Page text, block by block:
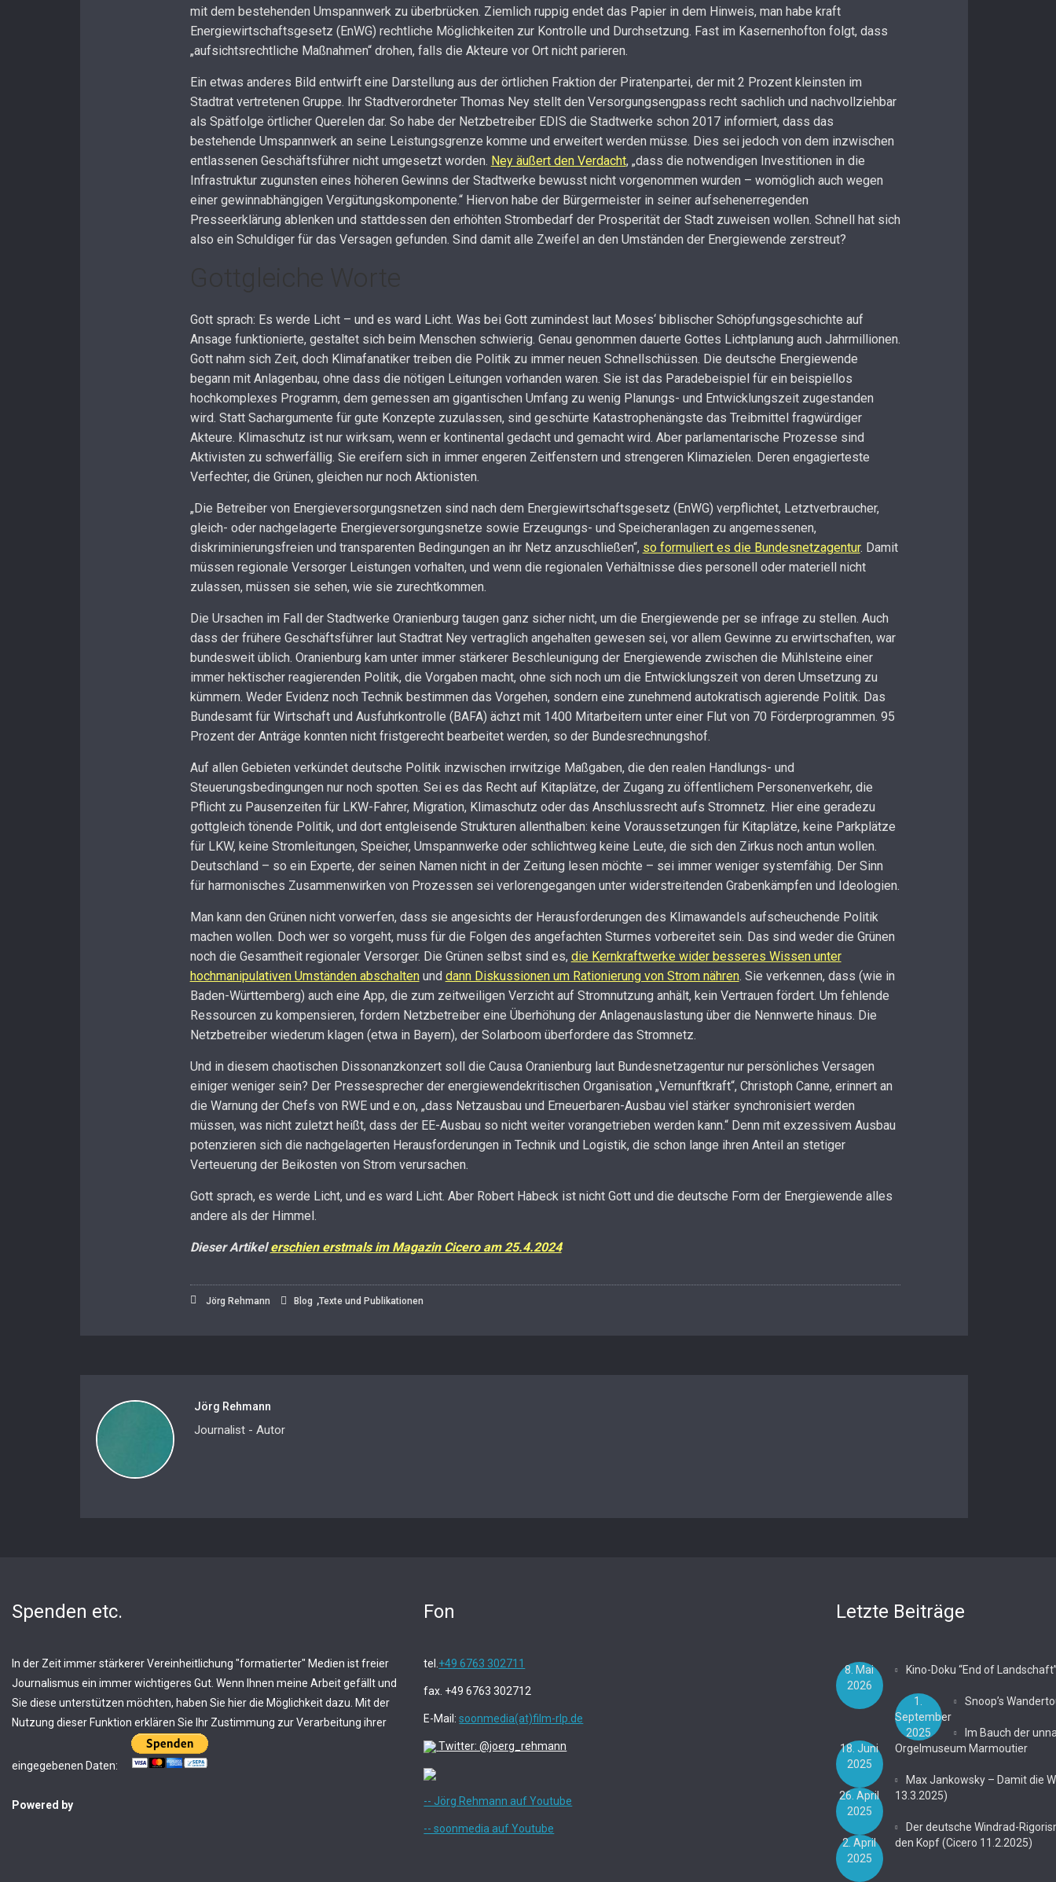
mit dem bestehenden Umspannwerk zu überbrücken. Ziemlich ruppig endet das Papier in dem Hinweis, man habe kraft
Energiewirtschaftsgesetz (EnWG) rechtliche Möglichkeiten zur Kontrolle und Durchsetzung. Fast im Kasernenhofton folgt, dass
„aufsichtsrechtliche Maßnahmen“ drohen, falls die Akteure vor Ort nicht parieren.
Ein etwas anderes Bild entwirft eine Darstellung aus der örtlichen Fraktion der Piratenpartei, der mit 2 Prozent kleinsten im
Stadtrat vertretenen Gruppe. Ihr Stadtverordneter Thomas Ney stellt den Versorgungsengpass recht sachlich und nachvollziehbar
als Spätfolge örtlicher Querelen dar. So habe der Netzbetreiber EDIS die Stadtwerke schon 2017 informiert, dass das
bestehende Umspannwerk an seine Leistungsgrenze komme und erweitert werden müsse. Dies sei jedoch von dem inzwischen
entlassenen Geschäftsführer nicht umgesetzt worden. Ney äußert den Verdacht, „dass die notwendigen Investitionen in die
Infrastruktur zugunsten eines höheren Gewinns der Stadtwerke bewusst nicht vorgenommen wurden – womöglich auch wegen
einer gewinnabhängigen Vergütungskomponente.“ Hiervon habe der Bürgermeister in seiner aufsehenerregenden
Presseerklärung ablenken und stattdessen den erhöhten Strombedarf der Prosperität der Stadt zuweisen wollen. Schnell hat sich
also ein Schuldiger für das Versagen gefunden. Sind damit alle Zweifel an den Umständen der Energiewende zerstreut?
Gott sprach: Es werde Licht – und es ward Licht. Was bei Gott zumindest laut Moses‘ biblischer Schöpfungsgeschichte auf
Ansage funktionierte, gestaltet sich beim Menschen schwierig. Genau genommen dauerte Gottes Lichtplanung auch Jahrmillionen.
Gott nahm sich Zeit, doch Klimafanatiker treiben die Politik zu immer neuen Schnellschüssen. Die deutsche Energiewende
begann mit Anlagenbau, ohne dass die nötigen Leitungen vorhanden waren. Sie ist das Paradebeispiel für ein beispiellos
hochkomplexes Programm, dem gemessen am gigantischen Umfang zu wenig Planungs- und Entwicklungszeit zugestanden
wird. Statt Sachargumente für gute Konzepte zuzulassen, sind geschürte Katastrophenängste das Treibmittel fragwürdiger
Akteure. Klimaschutz ist nur wirksam, wenn er kontinental gedacht und gemacht wird. Aber parlamentarische Prozesse sind
Aktivisten zu schwerfällig. Sie ereifern sich in immer engeren Zeitfenstern und strengeren Klimazielen. Deren engagierteste
Verfechter, die Grünen, gleichen nur noch Aktionisten.
„Die Betreiber von Energieversorgungsnetzen sind nach dem Energiewirtschaftsgesetz (EnWG) verpflichtet, Letztverbraucher,
gleich- oder nachgelagerte Energieversorgungsnetze sowie Erzeugungs- und Speicheranlagen zu angemessenen,
diskriminierungsfreien und transparenten Bedingungen an ihr Netz anzuschließen“, so formuliert es die Bundesnetzagentur. Damit
müssen regionale Versorger Leistungen vorhalten, und wenn die regionalen Verhältnisse dies personell oder materiell nicht
zulassen, müssen sie sehen, wie sie zurechtkommen.
Die Ursachen im Fall der Stadtwerke Oranienburg taugen ganz sicher nicht, um die Energiewende per se infrage zu stellen. Auch
dass der frühere Geschäftsführer laut Stadtrat Ney vertraglich angehalten gewesen sei, vor allem Gewinne zu erwirtschaften, war
bundesweit üblich. Oranienburg kam unter immer stärkerer Beschleunigung der Energiewende zwischen die Mühlsteine einer
immer hektischer reagierenden Politik, die Vorgaben macht, ohne sich noch um die Entwicklungszeit von deren Umsetzung zu
kümmern. Weder Evidenz noch Technik bestimmen das Vorgehen, sondern eine zunehmend autokratisch agierende Politik. Das
Bundesamt für Wirtschaft und Ausfuhrkontrolle (BAFA) ächzt mit 1400 Mitarbeitern unter einer Flut von 70 Förderprogrammen. 95
Prozent der Anträge konnten nicht fristgerecht bearbeitet werden, so der Bundesrechnungshof.
Auf allen Gebieten verkündet deutsche Politik inzwischen irrwitzige Maßgaben, die den realen Handlungs- und
Steuerungsbedingungen nur noch spotten. Sei es das Recht auf Kitaplätze, der Zugang zu öffentlichem Personenverkehr, die
Pflicht zu Pausenzeiten für LKW-Fahrer, Migration, Klimaschutz oder das Anschlussrecht aufs Stromnetz. Hier eine geradezu
gottgleich tönende Politik, und dort entgleisende Strukturen allenthalben: keine Voraussetzungen für Kitaplätze, keine Parkplätze
für LKW, keine Stromleitungen, Speicher, Umspannwerke oder schlichtweg keine Leute, die sich den Zirkus noch antun wollen.
Deutschland – so ein Experte, der seinen Namen nicht in der Zeitung lesen möchte – sei immer weniger systemfähig. Der Sinn
für harmonisches Zusammenwirken von Prozessen sei verlorengegangen unter widerstreitenden Grabenkämpfen und Ideologien.
Man kann den Grünen nicht vorwerfen, dass sie angesichts der Herausforderungen des Klimawandels aufscheuchende Politik
machen wollen. Doch wer so vorgeht, muss für die Folgen des angefachten Sturmes vorbereitet sein. Das sind weder die Grünen
noch die Gesamtheit regionaler Versorger. Die Grünen selbst sind es, die Kernkraftwerke wider besseres Wissen unter
hochmanipulativen Umständen abschaltenund dann Diskussionen um Rationierung von Strom nähren. Sie verkennen, dass (wie in
Baden-Württemberg) auch eine App, die zum zeitweiligen Verzicht auf Stromnutzung anhält, kein Vertrauen fördert. Um fehlende
Ressourcen zu kompensieren, fordern Netzbetreiber eine Überhöhung der Anlagenauslastung über die Nennwerte hinaus. Die
Netzbetreiber wiederum klagen (etwa in Bayern), der Solarboom überfordere das Stromnetz.
Und in diesem chaotischen Dissonanzkonzert soll die Causa Oranienburg laut Bundesnetzagentur nur persönliches Versagen
einiger weniger sein? Der Pressesprecher der energiewendekritischen Organisation „Vernunftkraft“, Christoph Canne, erinnert an
die Warnung der Chefs von RWE und e.on, „dass Netzausbau und Erneuerbaren-Ausbau viel stärker synchronisiert werden
müssen, was nicht zuletzt heißt, dass der EE-Ausbau so nicht weiter vorangetrieben werden kann.“ Denn mit exzessivem Ausbau
potenzieren sich die nachgelagerten Herausforderungen in Technik und Logistik, die schon lange ihren Anteil an stetiger
Verteuerung der Beikosten von Strom verursachen.
Gott sprach, es werde Licht, und es ward Licht. Aber Robert Habeck ist nicht Gott und die deutsche Form der Energiewende alles
andere als der Himmel.
Dieser Artikelerschien erstmals im Magazin Cicero am 25.4.2024
Jörg Rehmann Blog ,Texte und Publikationen
Jörg Rehmann
Journalist - Autor
Spenden etc.
In der Zeit immer stärkerer Vereinheitlichung "formatierter" Medien ist freier
Journalismus ein immer wichtigeres Gut. Wenn Ihnen meine Arbeit gefällt und
Sie diese unterstützen möchten, haben Sie hier die Möglichkeit dazu. Mit der
Nutzung dieser Funktion erklären Sie Ihr Zustimmung zur Verarbeitung ihrer
eingegebenen Daten:
Powered by
Fon
tel. +49 6763 302711
fax. +49 6763 302712
E-Mail:soonmedia(at)film-rlp.de
Twitter: @joerg_rehmann
-- Jörg Rehmann auf Youtube
-- soonmedia auf Youtube
Letzte Beiträge
Kino-Doku “End of
8. Mai
2026
Snoop’s
1.
September
2025
Im Bauch der
Orgelmuseum Marmoutier
18. Juni
2025
Max Jankowsky – Damit die
13.3.2025)
26. April
2025
Der deutsche Windrad-
den Kopf (Cicero 11.2.2025)
2. April
2025